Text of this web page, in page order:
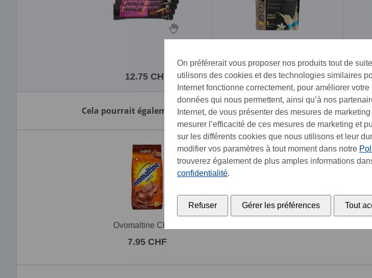
12.75 CHF
570 g
39.90 CHF
Cela pourrait également vous intéresser:
Ovomaltine Choco
7.95 CHF
On préférerait vous proposer nos produits tout de
utilisons des cookies et des technologies similaires
Internet fonctionne correctement, pour améliorer
données qui nous permettent, ainsi qu’à nos
Internet, de vous présenter des mesures de
mesurer l’efficacité de ces mesures de marketing et
sur les différents cookies que nous utilisons et leur
modifier vos paramètres à tout moment dans notre
trouverez également de plus amples informations
confidentialité.
Refuser Gérer les préférences Tout